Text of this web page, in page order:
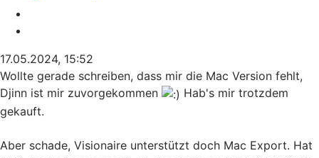
17.05.2024, 15:52
Wollte gerade schreiben, dass mir die Mac Version fehlt,
Djinn ist mir zuvorgekommen
Hab's mir trotzdem
gekauft.
Aber schade, Visionaire unterstützt doch Mac Export. Hat